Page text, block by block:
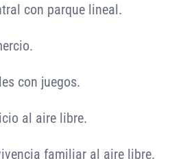
con parque lineal.
con juegos.
al aire libre.
familiar al aire libre.